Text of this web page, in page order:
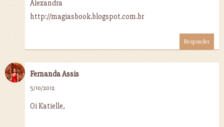
Alexandra
http://magiasbook.blogspot.com.br
Responder
Fernanda Assis
5/10/2012
Oi Katielle,